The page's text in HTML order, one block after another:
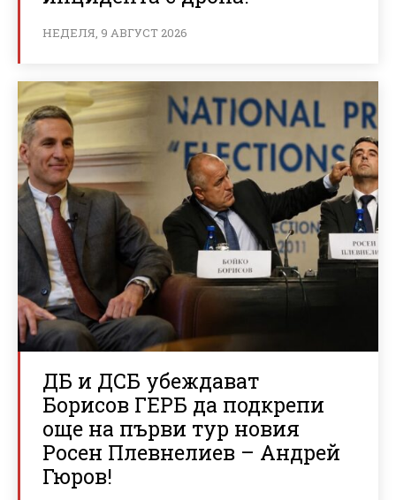
НЕДЕЛЯ, 9 АВГУСТ 2026
ДБ и ДСБ убеждават
Борисов ГЕРБ да подкрепи
още на първи тур новия
Росен Плевнелиев – Андрей
Гюров!